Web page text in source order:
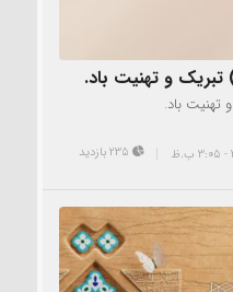
و تهنیت باد.
باد.